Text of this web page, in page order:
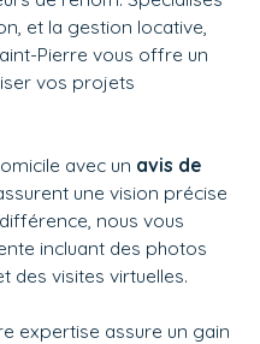
et la gestion locative,
Pierre vous offre un
vos projets
avec un avis de
une vision précise
nous vous
incluant des photos
des visites virtuelles.
expertise assure un gain